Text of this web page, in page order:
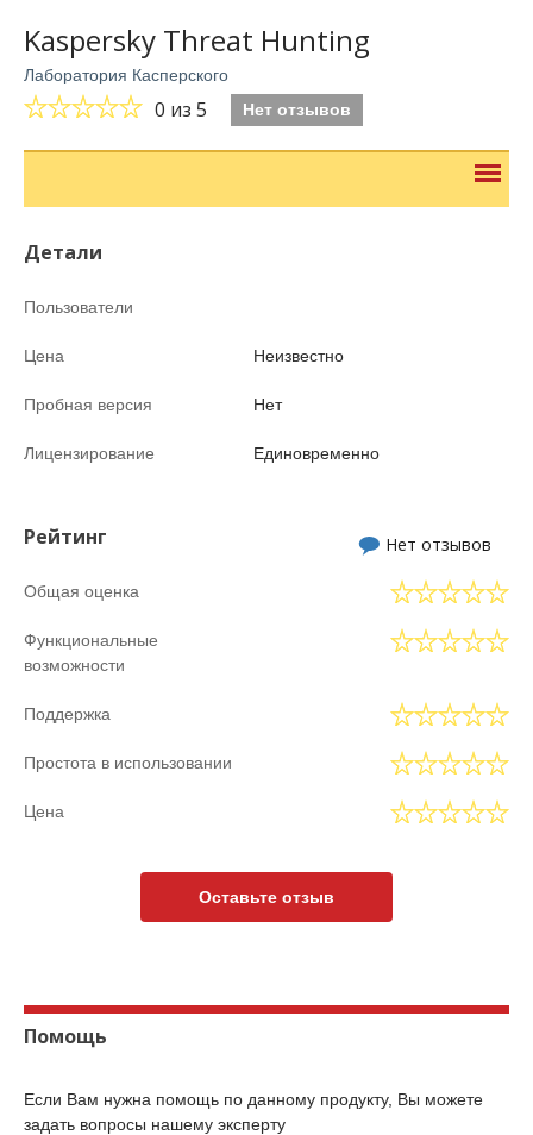
Kaspersky Threat Hunting
Лаборатория Касперского
0 из 5 Нет отзывов
Детали
Пользователи
Цена Неизвестно
Пробная версия Нет
Лицензирование Единовременно
Рейтинг Нет отзывов
Общая оценка
Функциональные
возможности
Поддержка
Простота в использовании
Цена
Оставьте отзыв
Помощь
Если Вам нужна помощь по данному продукту, Вы можете
задать вопросы нашему эксперту